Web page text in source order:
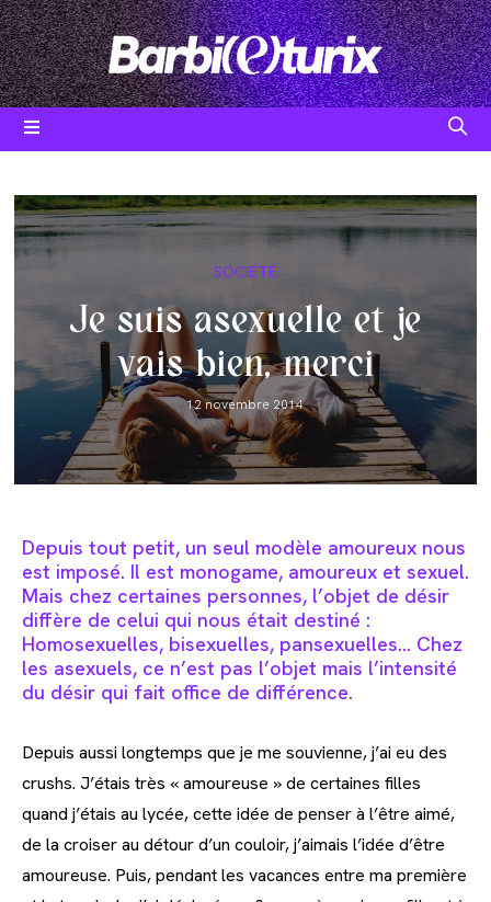
Skip
to
content
Post
SOCIÉTÉ
Je suis asexuelle et je
vais bien, merci
Post
published:
12 novembre 2014
Depuis tout petit, un seul modèle amoureux nous
est imposé. Il est monogame, amoureux et sexuel.
Mais chez certaines personnes, l’objet de désir
diffère de celui qui nous était destiné :
Homosexuelles, bisexuelles, pansexuelles… Chez
les asexuels, ce n’est pas l’objet mais l’intensité
du désir qui fait office de différence.
Depuis aussi longtemps que je me souvienne, j’ai eu des
crushs. J’étais très « amoureuse » de certaines filles
quand j’étais au lycée, cette idée de penser à l’être aimé,
de la croiser au détour d’un couloir, j’aimais l’idée d’être
amoureuse. Puis, pendant les vacances entre ma première